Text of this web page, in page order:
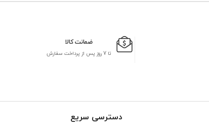
ضمانت کالا
تا 7 روز پس از پرداخت سفارش
دسترسی سریع